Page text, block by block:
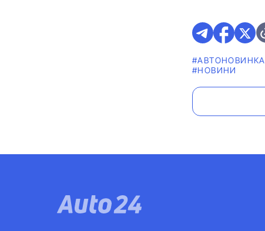
#АВТОНОВИНКА
#НОВИНИ